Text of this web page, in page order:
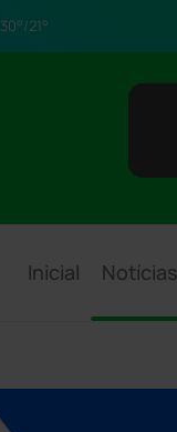
30°/21°
Inicial Notícias